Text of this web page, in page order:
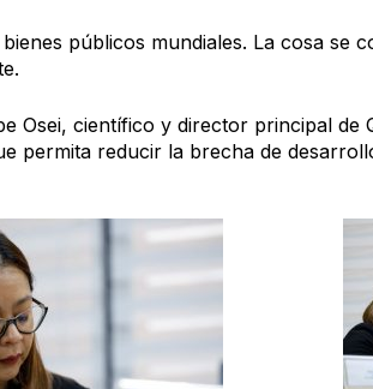
públicos mundiales. La cosa
Osei, científico y director principal
permita reducir la brecha de